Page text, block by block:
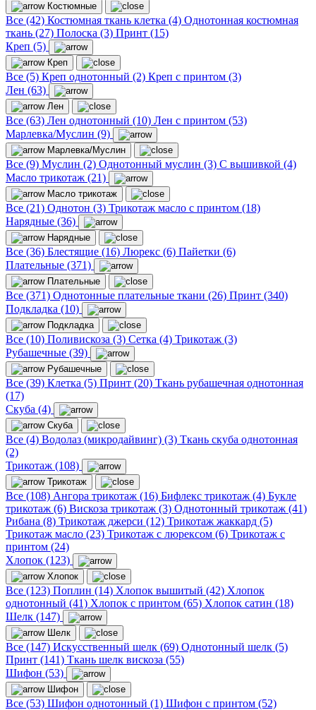
Костюмные
Все (42) Костюмная ткань клетка (4) Однотонная костюмная
ткань (27) Полоска (3) Принт (15)
Креп (5)
Креп
Все (5) Креп однотонный (2) Креп с принтом (3)
Лен (63)
Лен
Все (63) Лен однотонный (10) Лен с принтом (53)
Марлевка/Муслин (9)
Марлевка/Муслин
Все (9) Муслин (2) Однотонный муслин (3) С вышивкой (4)
Масло трикотаж (21)
Масло трикотаж
Все (21) Однотон (3) Трикотаж масло с принтом (18)
Нарядные (36)
Нарядные
Все (36) Блестящие (16) Люрекс (6) Пайетки (6)
Плательные (371)
Плательные
Все (371) Однотонные плательные ткани (26) Принт (340)
Подкладка (10)
Подкладка
Все (10) Поливискоза (3) Сетка (4) Трикотаж (3)
Рубашечные (39)
Рубашечные
Все (39) Клетка (5) Принт (20) Ткань рубашечная однотонная
(17)
Скуба (4)
Скуба
Все (4) Водолаз (микродайвинг) (3) Ткань скуба однотонная
(2)
Трикотаж (108)
Трикотаж
Все (108) Ангора трикотаж (16) Бифлекс трикотаж (4) Букле
трикотаж (6) Вискоза трикотаж (3) Однотонный трикотаж (41)
Рибана (8) Трикотаж джерси (12) Трикотаж жаккард (5)
Трикотаж масло (23) Трикотаж с люрексом (6) Трикотаж с
принтом (24)
Хлопок (123)
Хлопок
Все (123) Поплин (14) Хлопок вышитый (42) Хлопок
однотонный (41) Хлопок с принтом (65) Хлопок сатин (18)
Шелк (147)
Шелк
Все (147) Искусственный шелк (69) Однотонный шелк (5)
Принт (141) Ткань шелк вискоза (55)
Шифон (53)
Шифон
Все (53) Шифон однотонный (1) Шифон с принтом (52)